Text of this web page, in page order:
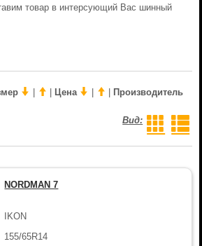
товар в интерсующий Вас шинный
Цена
Производитель
Вид:
NORDMAN 7
IKON
155/65R14